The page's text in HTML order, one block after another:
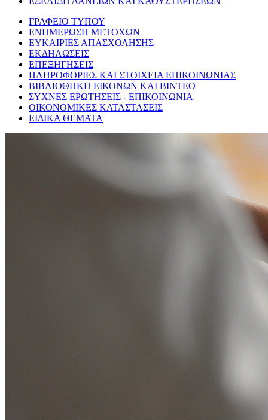
ΓΡΑΦΕΙΟ ΤΥΠΟΥ
ΕΝΗΜΕΡΩΣΗ ΜΕΤΟΧΩΝ
ΕΥΚΑΙΡΙΕΣ ΑΠΑΣΧΟΛΗΣΗΣ
ΕΚΔΗΛΩΣΕΙΣ
ΕΠΕΞΗΓΗΣΕΙΣ
ΠΛΗΡΟΦΟΡΙΕΣ ΚΑΙ ΣΤΟΙΧΕΙΑ ΕΠΙΚΟΙΝΩΝΙΑΣ
ΒΙΒΛΙΟΘΗΚΗ ΕΙΚΟΝΩΝ ΚΑΙ ΒΙΝΤΕΟ
ΣΥΧΝΕΣ ΕΡΩΤΗΣΕΙΣ - ΕΠΙΚΟΙΝΩΝΙΑ
ΟΙΚΟΝΟΜΙΚΕΣ ΚΑΤΑΣΤΑΣΕΙΣ
ΕΙΔΙΚΑ ΘΕΜΑΤΑ